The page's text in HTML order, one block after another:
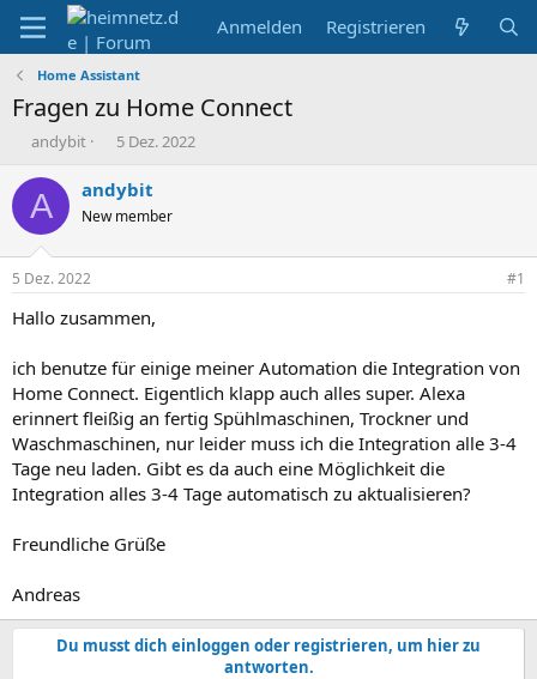
Anmelden Registrieren
Home Assistant
Fragen zu Home Connect
E
s
t
l
e
r
andybit
E
s
t
e
t
a
5 Dez. 2022
A andybit
New member
5 Dez. 2022 #1
Hallo zusammen,
ich benutze für einige meiner Automation die Integration von
Home Connect. Eigentlich klapp auch alles super. Alexa
erinnert fleißig an fertig Spühlmaschinen, Trockner und
Waschmaschinen, nur leider muss ich die Integration alle 3-4
Tage neu laden. Gibt es da auch eine Möglichkeit die
Integration alles 3-4 Tage automatisch zu aktualisieren?
Freundliche Grüße
Andreas
Du musst dich einloggen oder registrieren, um hier zu
antworten.